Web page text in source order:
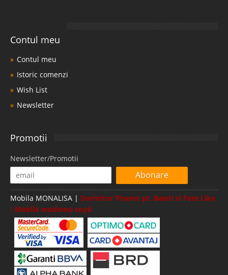
Contul meu
Contul meu
Istoric comenzi
Wish List
Newsletter
Promotii
Newsletter/Promotii
Abonare
Mobila MONALISA | Dormitor Tineret pt. Baieti si Fete Like
- Mobila moderna copii